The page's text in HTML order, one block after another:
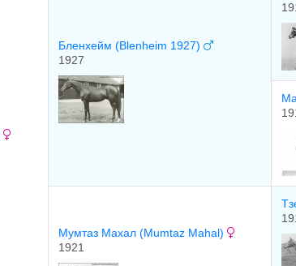
Бленхейм (Blenheim 1927)
1927
Мумтаз Махал (Mumtaz Mahal)
1921